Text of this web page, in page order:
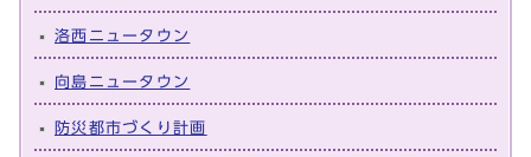
洛西ニュータウン
向島ニュータウン
防災都市づくり計画